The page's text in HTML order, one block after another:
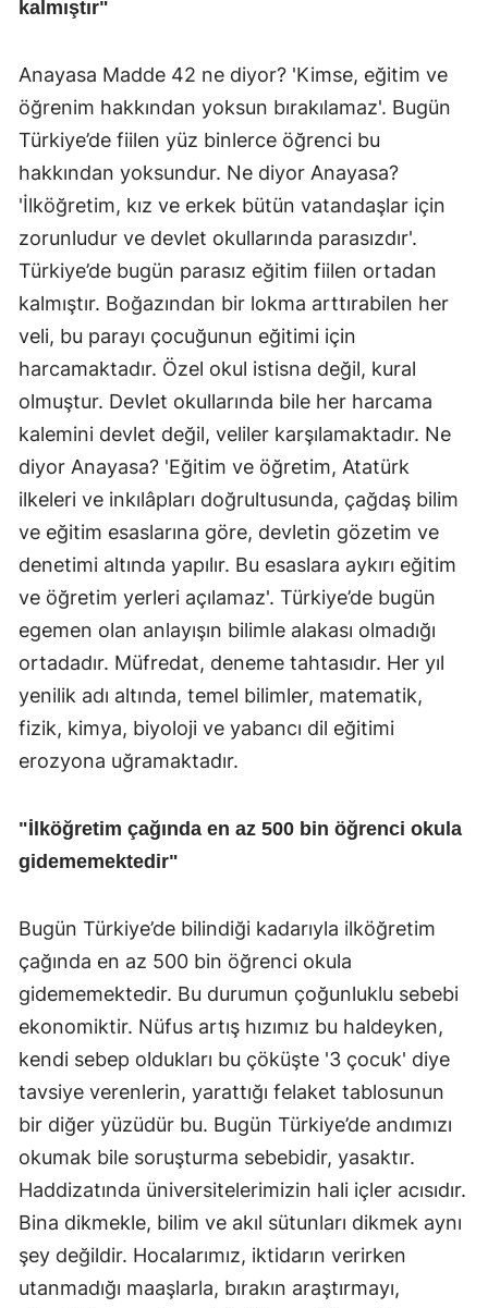
kalmıştır"
Anayasa Madde 42 ne diyor? 'Kimse, eğitim ve
öğrenim hakkından yoksun bırakılamaz'. Bugün
Türkiye’de fiilen yüz binlerce öğrenci bu
hakkından yoksundur. Ne diyor Anayasa?
'İlköğretim, kız ve erkek bütün vatandaşlar için
zorunludur ve devlet okullarında parasızdır'.
Türkiye’de bugün parasız eğitim fiilen ortadan
kalmıştır. Boğazından bir lokma arttırabilen her
veli, bu parayı çocuğunun eğitimi için
harcamaktadır. Özel okul istisna değil, kural
olmuştur. Devlet okullarında bile her harcama
kalemini devlet değil, veliler karşılamaktadır. Ne
diyor Anayasa? 'Eğitim ve öğretim, Atatürk
ilkeleri ve inkılâpları doğrultusunda, çağdaş bilim
ve eğitim esaslarına göre, devletin gözetim ve
denetimi altında yapılır. Bu esaslara aykırı eğitim
ve öğretim yerleri açılamaz'. Türkiye’de bugün
egemen olan anlayışın bilimle alakası olmadığı
ortadadır. Müfredat, deneme tahtasıdır. Her yıl
yenilik adı altında, temel bilimler, matematik,
fizik, kimya, biyoloji ve yabancı dil eğitimi
erozyona uğramaktadır.
"İlköğretim çağında en az 500 bin öğrenci okula
gidememektedir"
Bugün Türkiye’de bilindiği kadarıyla ilköğretim
çağında en az 500 bin öğrenci okula
gidememektedir. Bu durumun çoğunluklu sebebi
ekonomiktir. Nüfus artış hızımız bu haldeyken,
kendi sebep oldukları bu çöküşte '3 çocuk' diye
tavsiye verenlerin, yarattığı felaket tablosunun
bir diğer yüzüdür bu. Bugün Türkiye’de andımızı
okumak bile soruşturma sebebidir, yasaktır.
Haddizatında üniversitelerimizin hali içler acısıdır.
Bina dikmekle, bilim ve akıl sütunları dikmek aynı
şey değildir. Hocalarımız, iktidarın verirken
utanmadığı maaşlarla, bırakın araştırmayı,